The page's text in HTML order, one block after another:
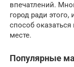
впечатлений.
город ради
способ
месте.
Популярные